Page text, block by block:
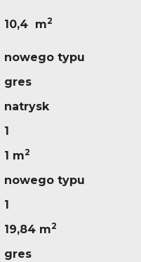
10,4 m2
nowego typu
gres
natrysk
1
1 m2
nowego typu
1
19,84 m2
gres